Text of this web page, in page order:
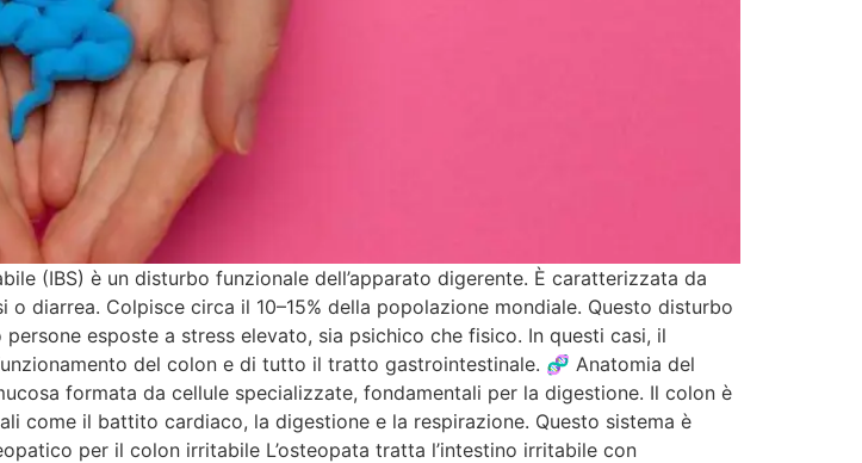
(IBS) è un disturbo funzionale dell’apparato digerente. È caratterizzata da
diarrea. Colpisce circa il 10–15% della popolazione mondiale. Questo disturbo
esposte a stress elevato, sia psichico che fisico. In questi casi, il
del colon e di tutto il tratto gastrointestinale. 🧬 Anatomia del
formata da cellule specializzate, fondamentali per la digestione. Il colon è
come il battito cardiaco, la digestione e la respirazione. Questo sistema è
per il colon irritabile L’osteopata tratta l’intestino irritabile con